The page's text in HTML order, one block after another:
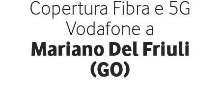
Copertura Fibra e 5G
Vodafone a
Mariano Del Friuli
(GO)